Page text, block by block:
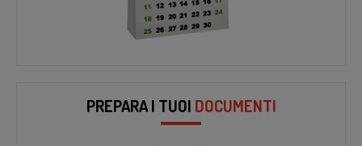
PREPARA I TUOI DOCUMENTI